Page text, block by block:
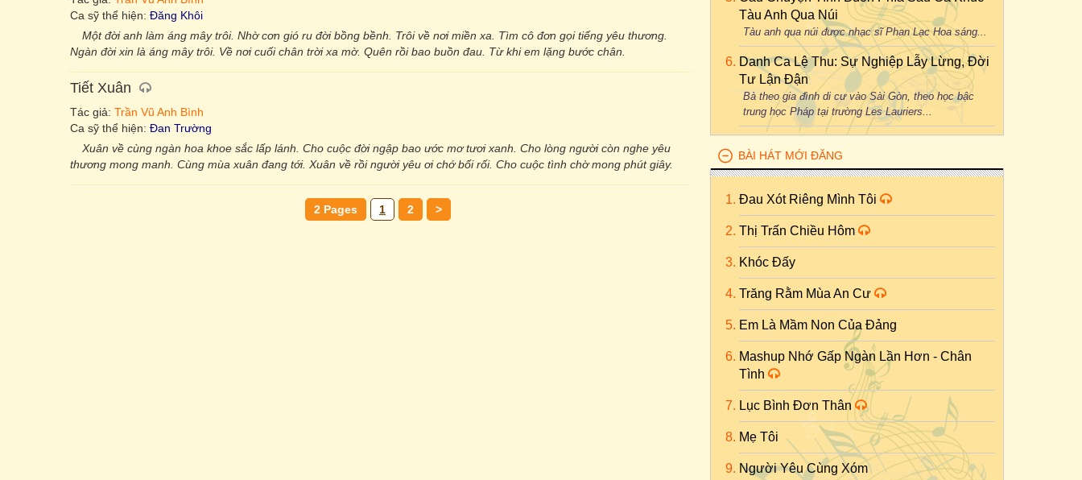
Ca sỹ thể hiện: Đăng Khôi
Một đời anh làm áng mây trôi. Nhờ cơn gió ru đời bồng bềnh. Trôi về nơi miền xa. Tìm cô đơn gọi tiếng yêu thương.
Ngàn đời xin là áng mây trôi. Về nơi cuối chân trời xa mờ. Quên rồi bao buồn đau. Từ khi em lặng bước chân.
Tiết Xuân
Tác giả: Trần Vũ Anh Bình
Ca sỹ thể hiện: Đan Trường
Xuân về cùng ngàn hoa khoe sắc lấp lánh. Cho cuộc đời ngập bao ước mơ tươi xanh. Cho lòng người còn nghe yêu
thương mong manh. Cùng mùa xuân đang tới. Xuân về rồi người yêu ơi chớ bối rối. Cho cuộc tình chờ mong phút giây.
2 Pages 1 2 >
Tàu Anh Qua Núi
Tàu anh qua núi được nhạc sĩ Phan Lạc Hoa sáng...
Danh Ca Lệ Thu: Sự Nghiệp Lẫy Lừng, Đời
Tư Lận Đận
Bà theo gia đình di cư vào Sài Gòn, theo học bậc
trung học Pháp tại trường Les Lauriers...
BÀI HÁT MỚI ĐĂNG
Đau Xót Riêng Mình Tôi
Thị Trấn Chiều Hôm
Khóc Đấy
Trăng Rằm Mùa An Cư
Em Là Mầm Non Của Đảng
Mashup Nhớ Gấp Ngàn Lần Hơn - Chân
Tình
Lục Bình Đơn Thân
Mẹ Tôi
Người Yêu Cùng Xóm